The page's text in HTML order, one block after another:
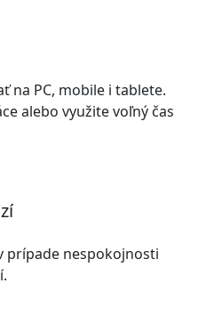
na PC, mobile i tablete.
alebo využite voľný čas
prípade nespokojnosti